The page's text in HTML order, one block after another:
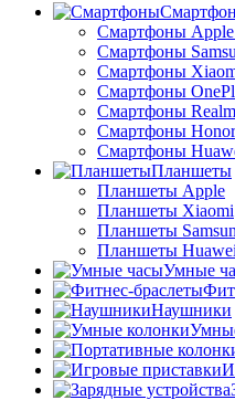
Смартфоны Apple
Смартфоны
Смартфоны
Смартфоны
Смартфоны
Смартфоны Honor
Смартфоны
Планшеты
Планшеты Apple
Планшеты Xiaomi
Планшеты
Планшеты Huawei
Умные
Наушники